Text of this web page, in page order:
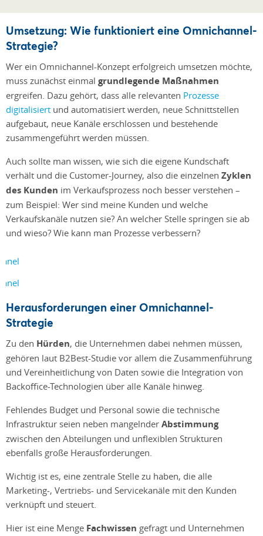
Umsetzung: Wie funktioniert eine Omnichannel-
Strategie?
Wer ein Omnichannel-Konzept erfolgreich umsetzen möchte,
muss zunächst einmal grundlegende Maßnahmen
ergreifen. Dazu gehört, dass alle relevanten Prozesse
digitalisiert und automatisiert werden, neue Schnittstellen
aufgebaut, neue Kanäle erschlossen und bestehende
zusammengeführt werden müssen.
Auch sollte man wissen, wie sich die eigene Kundschaft
verhält und die Customer-Journey, also die einzelnen Zyklen
des Kunden im Verkaufsprozess noch besser verstehen –
zum Beispiel: Wer sind meine Kunden und welche
Verkaufskanäle nutzen sie? An welcher Stelle springen sie ab
und wieso? Wie kann man Prozesse verbessern?
Herausforderungen einer Omnichannel-
Strategie
Zu den Hürden, die Unternehmen dabei nehmen müssen,
gehören laut B2Best-Studie vor allem die Zusammenführung
und Vereinheitlichung von Daten sowie die Integration von
Backoffice-Technologien über alle Kanäle hinweg.
Fehlendes Budget und Personal sowie die technische
Infrastruktur seien neben mangelnder Abstimmung
zwischen den Abteilungen und unflexiblen Strukturen
ebenfalls große Herausforderungen.
Wichtig ist es, eine zentrale Stelle zu haben, die alle
Marketing-, Vertriebs- und Servicekanäle mit den Kunden
verknüpft und steuert.
Hier ist eine Menge Fachwissen gefragt und Unternehmen